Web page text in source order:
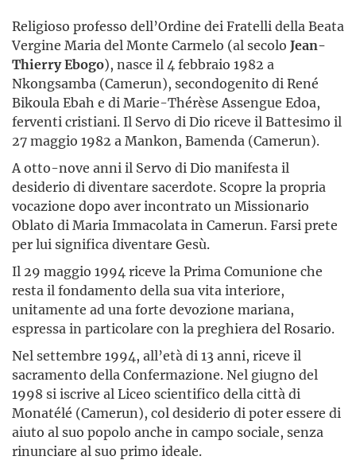
Religioso professo dell’Ordine dei Fratelli della Beata
Vergine Maria del Monte Carmelo (al secolo Jean-
Thierry Ebogo), nasce il 4 febbraio 1982 a
Nkongsamba (Camerun), secondogenito di René
Bikoula Ebah e di Marie-Thérèse Assengue Edoa,
ferventi cristiani. Il Servo di Dio riceve il Battesimo il
27 maggio 1982 a Mankon, Bamenda (Camerun).
A otto-nove anni il Servo di Dio manifesta il
desiderio di diventare sacerdote. Scopre la propria
vocazione dopo aver incontrato un Missionario
Oblato di Maria Immacolata in Camerun. Farsi prete
per lui significa diventare Gesù.
Il 29 maggio 1994 riceve la Prima Comunione che
resta il fondamento della sua vita interiore,
unitamente ad una forte devozione mariana,
espressa in particolare con la preghiera del Rosario.
Nel settembre 1994, all’età di 13 anni, riceve il
sacramento della Confermazione. Nel giugno del
1998 si iscrive al Liceo scientifico della città di
Monatélé (Camerun), col desiderio di poter essere di
aiuto al suo popolo anche in campo sociale, senza
rinunciare al suo primo ideale.